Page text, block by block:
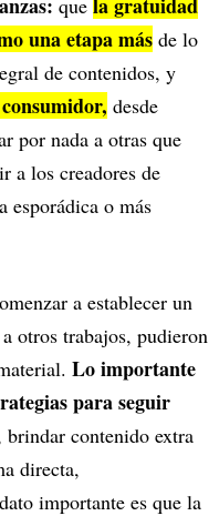
que
una etapa más de lo
de contenidos, y
desde
por nada a otras que
a los creadores de
esporádica o más
a establecer un
otros trabajos, pudieron
Lo importante
para seguir
brindar contenido extra
directa,
importante es que la